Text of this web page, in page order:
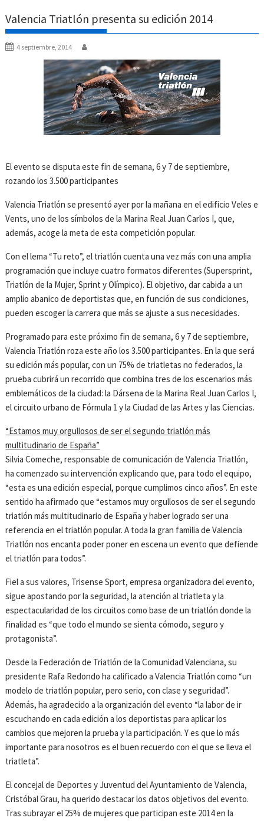
Valencia Triatlón presenta su edición 2014
4 septiembre, 2014
El evento se disputa este fin de semana, 6 y 7 de septiembre,
rozando los 3.500 participantes
Valencia Triatlón se presentó ayer por la mañana en el edificio Veles e
Vents, uno de los símbolos de la Marina Real Juan Carlos I, que,
además, acoge la meta de esta competición popular.
Con el lema “Tu reto”, el triatlón cuenta una vez más con una amplia
programación que incluye cuatro formatos diferentes (Supersprint,
Triatlón de la Mujer, Sprint y Olímpico). El objetivo, dar cabida a un
amplio abanico de deportistas que, en función de sus condiciones,
pueden escoger la carrera que más se ajuste a sus necesidades.
Programado para este próximo fin de semana, 6 y 7 de septiembre,
Valencia Triatlón roza este año los 3.500 participantes. En la que será
su edición más popular, con un 75% de triatletas no federados, la
prueba cubrirá un recorrido que combina tres de los escenarios más
emblemáticos de la ciudad: la Dársena de la Marina Real Juan Carlos I,
el circuito urbano de Fórmula 1 y la Ciudad de las Artes y las Ciencias.
“Estamos muy orgullosos de ser el segundo triatlón más
multitudinario de España”
Silvia Comeche, responsable de comunicación de Valencia Triatlón,
ha comenzado su intervención explicando que, para todo el equipo,
“esta es una edición especial, porque cumplimos cinco años”. En este
sentido ha afirmado que “estamos muy orgullosos de ser el segundo
triatlón más multitudinario de España y haber logrado ser una
referencia en el triatlón popular. A toda la gran familia de Valencia
Triatlón nos encanta poder poner en escena un evento que defiende
el triatlón para todos”.
Fiel a sus valores, Trisense Sport, empresa organizadora del evento,
sigue apostando por la seguridad, la atención al triatleta y la
espectacularidad de los circuitos como base de un triatlón donde la
finalidad es “que todo el mundo se sienta cómodo, seguro y
protagonista”.
Desde la Federación de Triatlón de la Comunidad Valenciana, su
presidente Rafa Redondo ha calificado a Valencia Triatlón como “un
modelo de triatlón popular, pero serio, con clase y seguridad”.
Además, ha agradecido a la organización del evento “la labor de ir
escuchando en cada edición a los deportistas para aplicar los
cambios que mejoren la prueba y la participación. Y es que lo más
importante para nosotros es el buen recuerdo con el que se lleva el
triatleta”.
El concejal de Deportes y Juventud del Ayuntamiento de Valencia,
Cristóbal Grau, ha querido destacar los datos objetivos del evento.
Tras subrayar el 25% de mujeres que participan este 2014 en la